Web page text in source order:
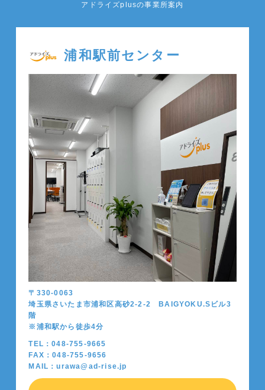
アドライズplusの事業所案内
浦和駅前センター
〒330-0063
埼玉県さいたま市浦和区高砂2-2-2 BAIGYOKU.Sビル3
階
※浦和駅から徒歩4分
TEL：048-755-9665
FAX：048-755-9656
MAIL：urawa@ad-rise.jp